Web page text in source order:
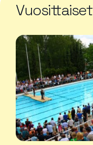
Vuosittaiset